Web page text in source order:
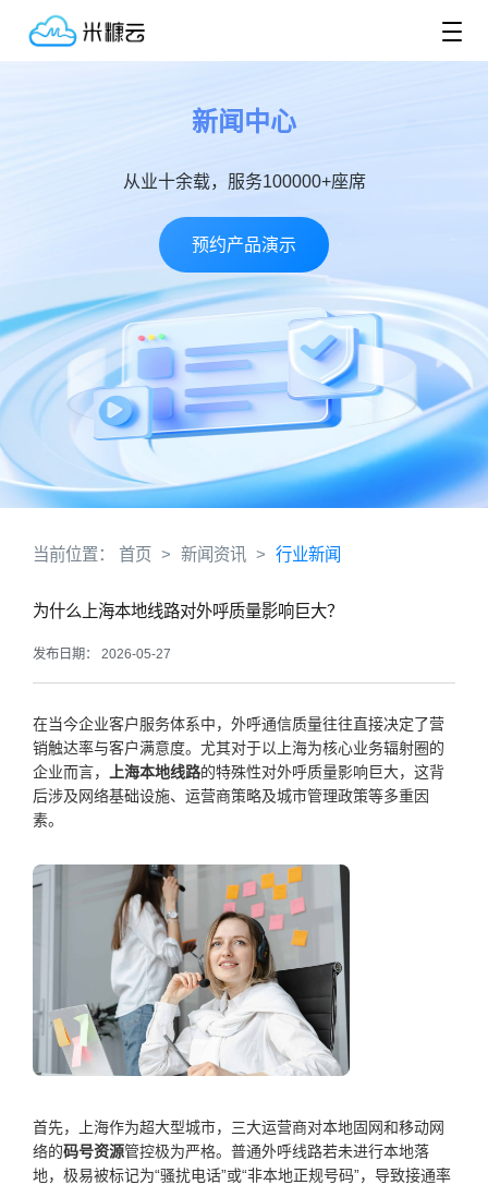
新闻中心
从业十余载，服务100000+座席
预约产品演示
当前位置： 首页 > 新闻资讯 > 行业新闻
为什么上海本地线路对外呼质量影响巨大？
发布日期： 2026-05-27
在当今企业客户服务体系中，外呼通信质量往往直接决定了营
销触达率与客户满意度。尤其对于以上海为核心业务辐射圈的
企业而言，
上海本地线路的特殊性对外呼质量影响巨大，这背
后涉及网络基础设施、运营商策略及城市管理政策等多重因
素。
首先，上海作为超大型城市，三大运营商对本地固网和移动网
络的码号资源管控极为严格。普通外呼线路若未进行本地落
地，极易被标记为“骚扰电话”或“非本地正规号码”，导致接通率